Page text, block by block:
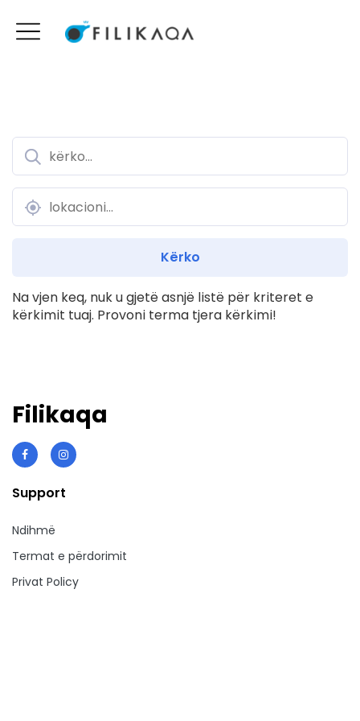
Na vjen keq, nuk u gjetë asnjë listë për kriteret e
kërkimit tuaj. Provoni terma tjera kërkimi!
Filikaqa
Support
Ndihmë
Termat e përdorimit
Privat Policy